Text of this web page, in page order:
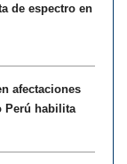
de espectro en
afectaciones
Perú habilita